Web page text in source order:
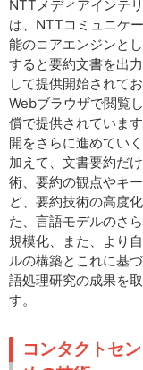
NTTメディアインテ
は、NTTコミュニケ
能のコアエンジンと
すると要約文書を出
して提供開始されて
Webブラウザで閲覧
償で提供されていま
開をさらに進めていく
加えて、文書要約だ
術、要約の観点やキ
ど、要約技術の高度
た、言語モデルのさ
規模化、また、より
ルの構築とこれに基
語処理研究の成果を
す。
コンタクトセ